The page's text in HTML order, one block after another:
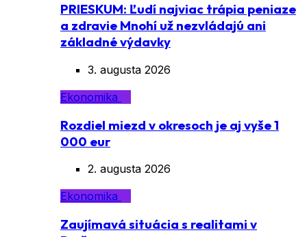
PRIESKUM: Ľudí najviac trápia peniaze
a zdravie Mnohí už nezvládajú ani
základné výdavky
3. augusta 2026
Ekonomika
Rozdiel miezd v okresoch je aj vyše 1
000 eur
2. augusta 2026
Ekonomika
Zaujímavá situácia s realitami v